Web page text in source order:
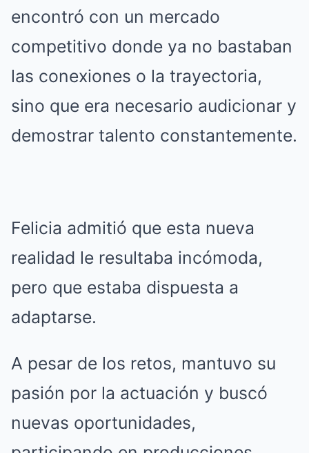
encontró con un mercado
competitivo donde ya no bastaban
las conexiones o la trayectoria,
sino que era necesario audicionar y
demostrar talento constantemente.
Felicia admitió que esta nueva
realidad le resultaba incómoda,
pero que estaba dispuesta a
adaptarse.
A pesar de los retos, mantuvo su
pasión por la actuación y buscó
nuevas oportunidades,